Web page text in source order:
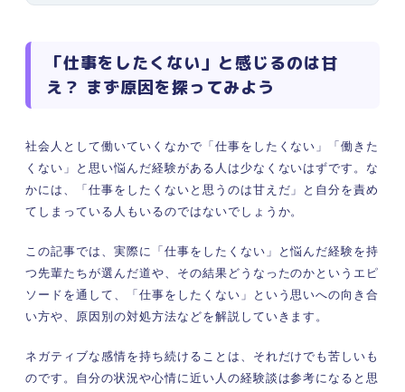
①やりがいを感じない
②業務量と給料が見合わないと感じる
④体調が万全ではない
⑤想像していた仕事と違った
⑥通勤がストレス
⑦働くこと自体に疲れてしまった
「仕事をしたくない」理由を3ステップで分析す
①思いつく理由をとにかく書き出す
②解決したい順番に並べる
げる
【状況別】仕事をしたくないときの具体的な対処
「仕事をしたくない」と感じるのは甘
え？ まず原因を探ってみよう
社会人として働いていくなかで「仕事をしたくない」「働きた
くない」と思い悩んだ経験がある人は少なくないはずです。な
かには、「仕事をしたくないと思うのは甘えだ」と自分を責め
てしまっている人もいるのではないでしょうか。
この記事では、実際に「仕事をしたくない」と悩んだ経験を持
つ先輩たちが選んだ道や、その結果どうなったのかというエピ
ソードを通して、「仕事をしたくない」という思いへの向き合
い方や、原因別の対処方法などを解説していきます。
ネガティブな感情を持ち続けることは、それだけでも苦しいも
のです。自分の状況や心情に近い人の経験談は参考になると思